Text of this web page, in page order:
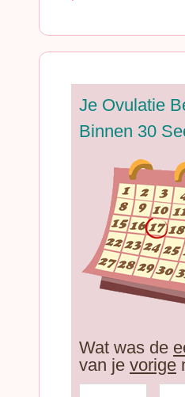
Je Ovulatie
Binnen 30
Wat was de
van je vorige